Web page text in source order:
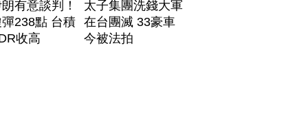
有意談判！
238點 台積
收高
太子集團洗錢大軍
在台團滅 33豪車
今被法拍